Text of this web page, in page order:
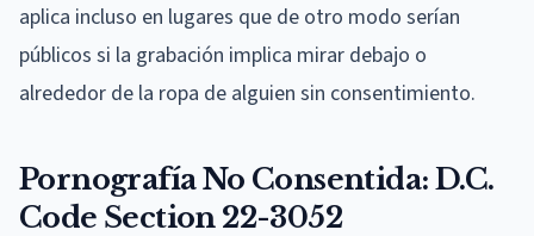
aplica incluso en lugares que de otro modo serían
públicos si la grabación implica mirar debajo o
alrededor de la ropa de alguien sin consentimiento.
Pornografía No Consentida: D.C.
Code Section 22-3052